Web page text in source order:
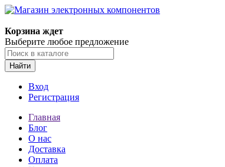
Корзина ждет
Выберите любое предложение
Найти
Вход
Регистрация
Главная
Блог
О нас
Доставка
Оплата